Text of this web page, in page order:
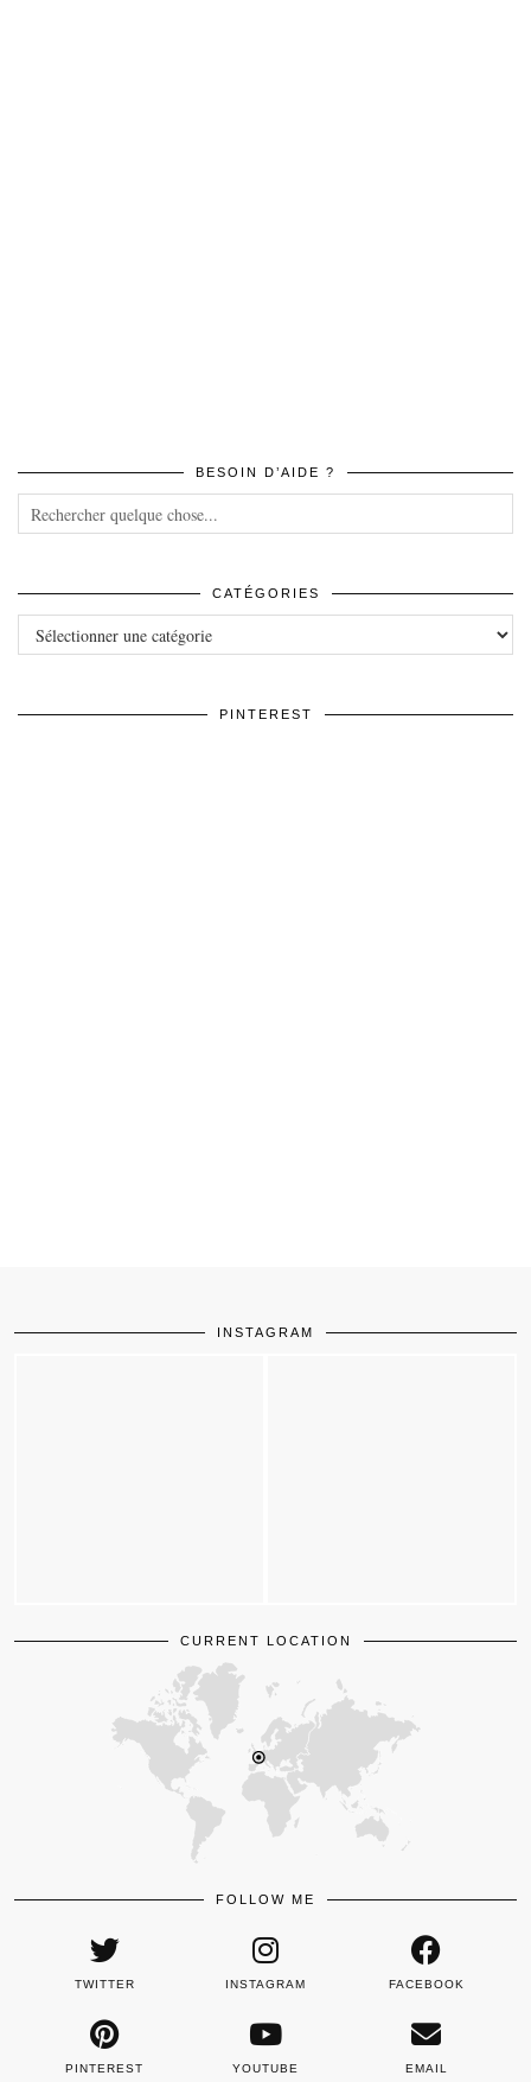
BESOIN D’AIDE ?
CATÉGORIES
Catégories
PINTEREST
INSTAGRAM
CURRENT LOCATION
FOLLOW ME
TWITTER INSTAGRAM FACEBOOK
PINTEREST YOUTUBE EMAIL